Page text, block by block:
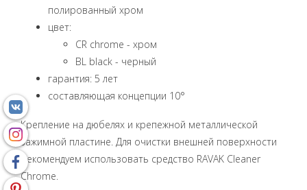
полированный хром
цвет:
CR chrome - хром
BL black - черный
гарантия: 5 лет
составляющая концепции 10°
Крепление на дюбелях и крепежной металлической
зажимной пластине. Для очистки внешней поверхности
рекомендуем использовать средство RAVAK Cleaner
Chrome.